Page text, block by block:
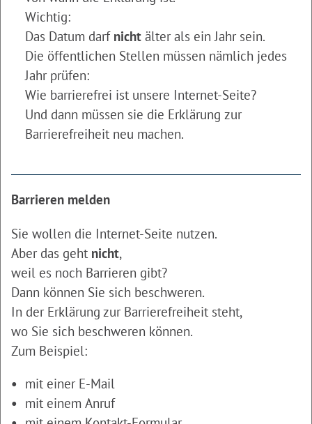
Wichtig:
Das Datum darf nicht älter als ein Jahr sein.
Die öffentlichen Stellen müssen nämlich jedes
Jahr prüfen:
Wie barrierefrei ist unsere Internet-Seite?
Und dann müssen sie die Erklärung zur
Barrierefreiheit neu machen.
Barrieren melden
Sie wollen die Internet-Seite nutzen.
Aber das geht nicht,
weil es noch Barrieren gibt?
Dann können Sie sich beschweren.
In der Erklärung zur Barrierefreiheit steht,
wo Sie sich beschweren können.
Zum Beispiel:
mit einer E-Mail
mit einem Anruf